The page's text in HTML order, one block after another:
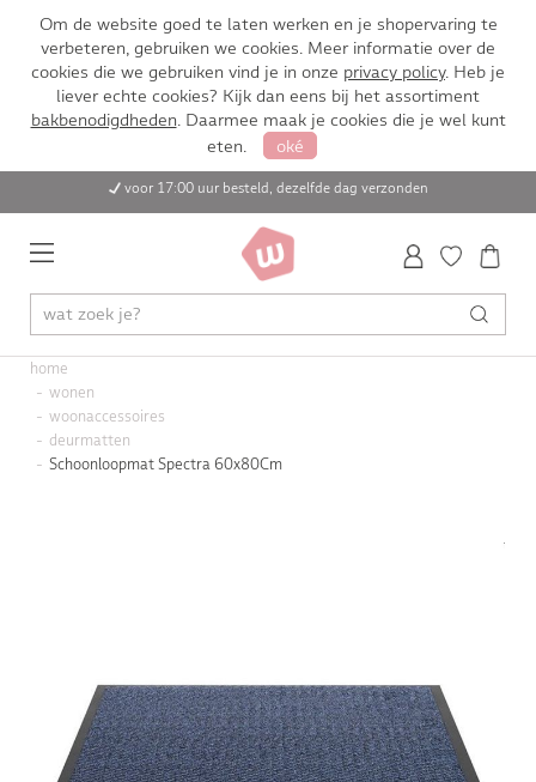
Om de website goed te laten werken en je shopervaring te
verbeteren, gebruiken we cookies. Meer informatie over de
cookies die we gebruiken vind je in onze privacy policy. Heb je
liever echte cookies? Kijk dan eens bij het assortiment
bakbenodigdheden. Daarmee maak je cookies die je wel kunt
eten.
oké
voor 17:00 uur besteld, dezelfde dag verzonden
home
wonen
woonaccessoires
deurmatten
Schoonloopmat Spectra 60x80Cm